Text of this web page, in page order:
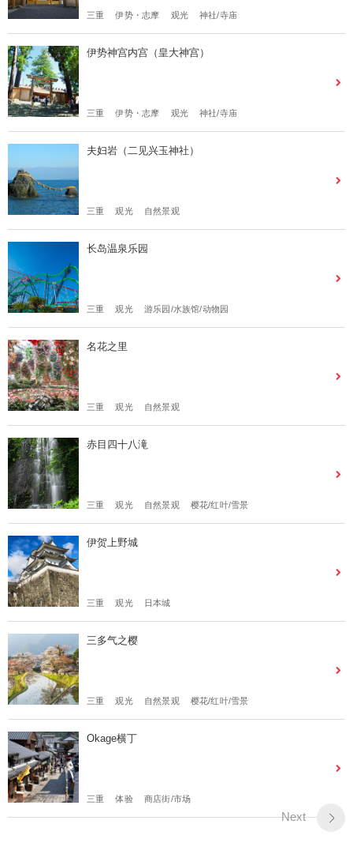
三重 伊势・志摩 观光 神社/寺庙
伊势神宫内宫（皇大神宫）
三重 伊势・志摩 观光 神社/寺庙
夫妇岩（二见兴玉神社）
三重 观光 自然景观
长岛温泉乐园
三重 观光 游乐园/水族馆/动物园
名花之里
三重 观光 自然景观
赤目四十八滝
三重 观光 自然景观 樱花/红叶/雪景
伊贺上野城
三重 观光 日本城
三多气之樱
三重 观光 自然景观 樱花/红叶/雪景
Okage横丁
三重 体验 商店街/市场
Next